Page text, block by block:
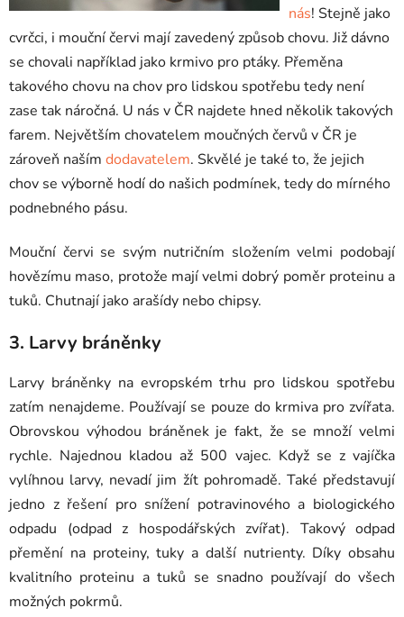
nás! Stejně jako
cvrčci, i mouční červi mají zavedený způsob chovu. Již dávno
se chovali například jako krmivo pro ptáky. Přeměna
takového chovu na chov pro lidskou spotřebu tedy není
zase tak náročná. U nás v ČR najdete hned několik takových
farem. Největším chovatelem moučných červů v ČR je
zároveň naším dodavatelem. Skvělé je také to, že jejich
chov se výborně hodí do našich podmínek, tedy do mírného
podnebného pásu.
Mouční červi se svým nutričním složením velmi podobají
hovězímu maso, protože mají velmi dobrý poměr proteinu a
tuků. Chutnají jako arašídy nebo chipsy.
3. Larvy bráněnky
Larvy bráněnky na evropském trhu pro lidskou spotřebu
zatím nenajdeme. Používají se pouze do krmiva pro zvířata.
Obrovskou výhodou bráněnek je fakt, že se množí velmi
rychle. Najednou kladou až 500 vajec. Když se z vajíčka
vylíhnou larvy, nevadí jim žít pohromadě. Také představují
jedno z řešení pro snížení potravinového a biologického
odpadu (odpad z hospodářských zvířat). Takový odpad
přemění na proteiny, tuky a další nutrienty. Díky obsahu
kvalitního proteinu a tuků se snadno používají do všech
možných pokrmů.